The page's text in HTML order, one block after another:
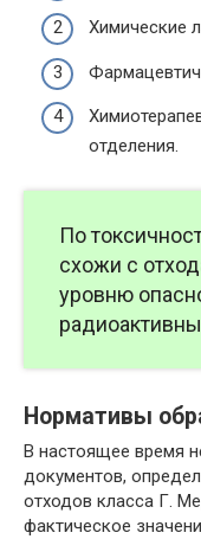
Химические
отделения.
По
схожи с
уровню
Нормативы
В настоящее время
документов,
отходов класса Г.
фактическое